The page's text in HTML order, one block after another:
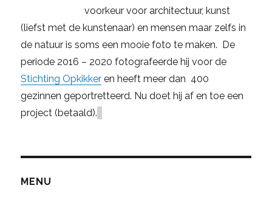
voorkeur voor architectuur, kunst
(liefst met de kunstenaar) en mensen maar zelfs in
de natuur is soms een mooie foto te maken. De
periode 2016 – 2020 fotografeerde hij voor de
Stichting Opkikker en heeft meer dan 400
gezinnen geportretteerd. Nu doet hij af en toe een
project (betaald).
MENU